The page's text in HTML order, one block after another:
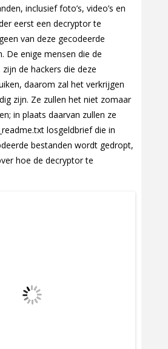
inclusief foto’s, video’s en
eerst een decryptor te
van deze gecodeerde
De enige mensen die de
de hackers die deze
daarom zal het verkrijgen
zijn. Ze zullen het niet zomaar
in plaats daarvan zullen ze
losgeldbrief die in
bestanden wordt gedropt,
hoe de decryptor te